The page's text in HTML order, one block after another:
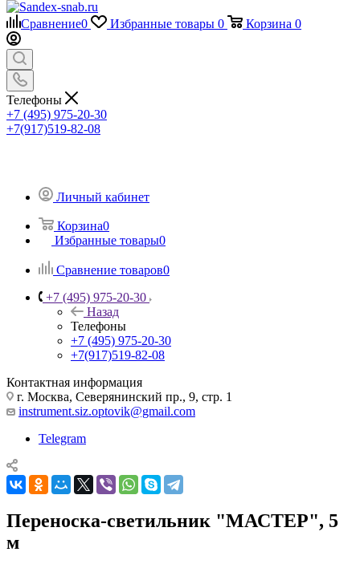
Сравнение0 Избранные товары 0 Корзина 0
Телефоны
+7 (495) 975-20-30
+7(917)519-82-08
Личный кабинет
Корзина0
Избранные товары0
Сравнение товаров0
+7 (495) 975-20-30
Назад
Телефоны
+7 (495) 975-20-30
+7(917)519-82-08
Контактная информация
г. Москва, Северянинский пр., 9, стр. 1
instrument.siz.optovik@gmail.com
Telegram
Переноска-светильник "МАСТЕР", 5
м